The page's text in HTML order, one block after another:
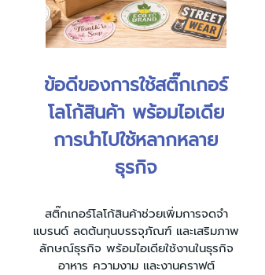
ข้อดีของการใช้สติ๊กเกอร์
โลโก้สินค้า พร้อมไอเดีย
การนำไปใช้หลากหลาย
ธุรกิจ
สติ๊กเกอร์โลโก้สินค้าช่วยเพิ่มการจดจำ
แบรนด์ ลดต้นทุนบรรจุภัณฑ์ และเสริมภาพ
ลักษณ์ธุรกิจ พร้อมไอเดียใช้งานในธุรกิจ
อาหาร ความงาม และงานคราฟต์